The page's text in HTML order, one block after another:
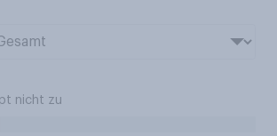
nicht zu